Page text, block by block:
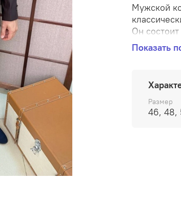
Мужской
Он
брюки
Показать
Размер
46, 48,